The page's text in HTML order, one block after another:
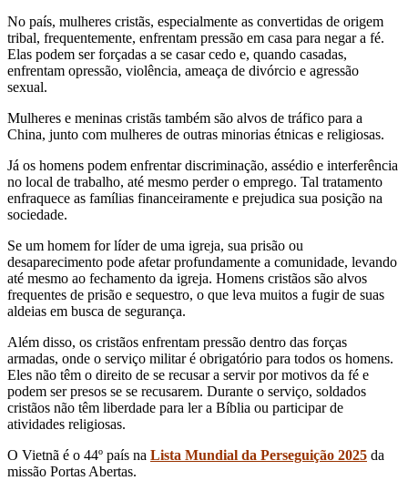
No país, mulheres cristãs, especialmente as convertidas de origem
tribal, frequentemente, enfrentam pressão em casa para negar a fé.
Elas podem ser forçadas a se casar cedo e, quando casadas,
enfrentam opressão, violência, ameaça de divórcio e agressão
sexual.
Mulheres e meninas cristãs também são alvos de tráfico para a
China, junto com mulheres de outras minorias étnicas e religiosas.
Já os homens podem enfrentar discriminação, assédio e interferência
no local de trabalho, até mesmo perder o emprego. Tal tratamento
enfraquece as famílias financeiramente e prejudica sua posição na
sociedade.
Se um homem for líder de uma igreja, sua prisão ou
desaparecimento pode afetar profundamente a comunidade, levando
até mesmo ao fechamento da igreja. Homens cristãos são alvos
frequentes de prisão e sequestro, o que leva muitos a fugir de suas
aldeias em busca de segurança.
Além disso, os cristãos enfrentam pressão dentro das forças
armadas, onde o serviço militar é obrigatório para todos os homens.
Eles não têm o direito de se recusar a servir por motivos da fé e
podem ser presos se se recusarem. Durante o serviço, soldados
cristãos não têm liberdade para ler a Bíblia ou participar de
atividades religiosas.
O Vietnã é o 44º país na Lista Mundial da Perseguição 2025 da
missão Portas Abertas.